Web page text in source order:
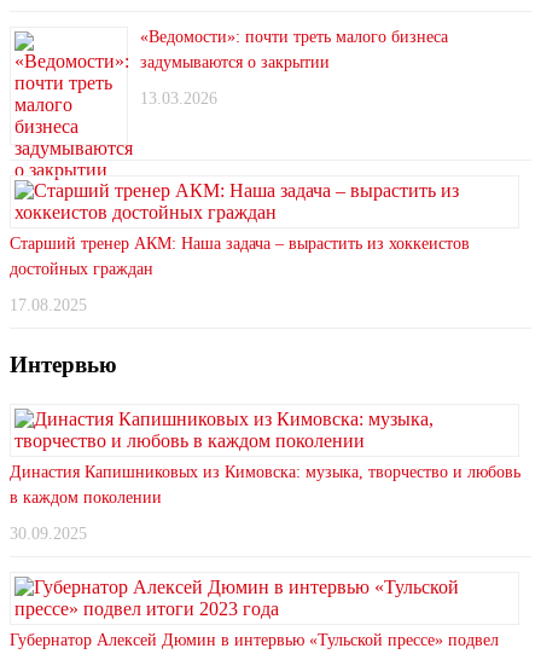
«Ведомости»: почти треть малого бизнеса
задумываются о закрытии
13.03.2026
Старший тренер АКМ: Наша задача – вырастить из хоккеистов
достойных граждан
17.08.2025
Интервью
Династия Капишниковых из Кимовска: музыка, творчество и любовь
в каждом поколении
30.09.2025
Губернатор Алексей Дюмин в интервью «Тульской прессе» подвел